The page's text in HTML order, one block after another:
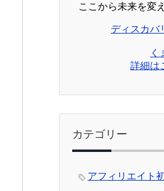
ここから未来を変
ディスカバ
く
詳細は
カテゴリー
アフィリエイト